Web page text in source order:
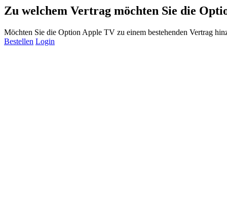
Zu welchem Vertrag möchten Sie die
Möchten Sie die Option Apple TV zu einem bestehenden Vertrag
Bestellen Login